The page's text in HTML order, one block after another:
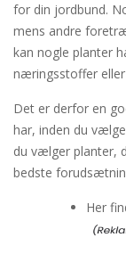
for din jordbund.
mens andre
kan nogle planter
næringsstoffer
Det er derfor en
har, inden du
du vælger planter,
bedste
Her